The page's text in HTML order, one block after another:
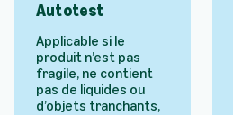
Autotest
Applicable si le
produit n’est pas
fragile, ne contient
pas de liquides ou
d’objets tranchants,